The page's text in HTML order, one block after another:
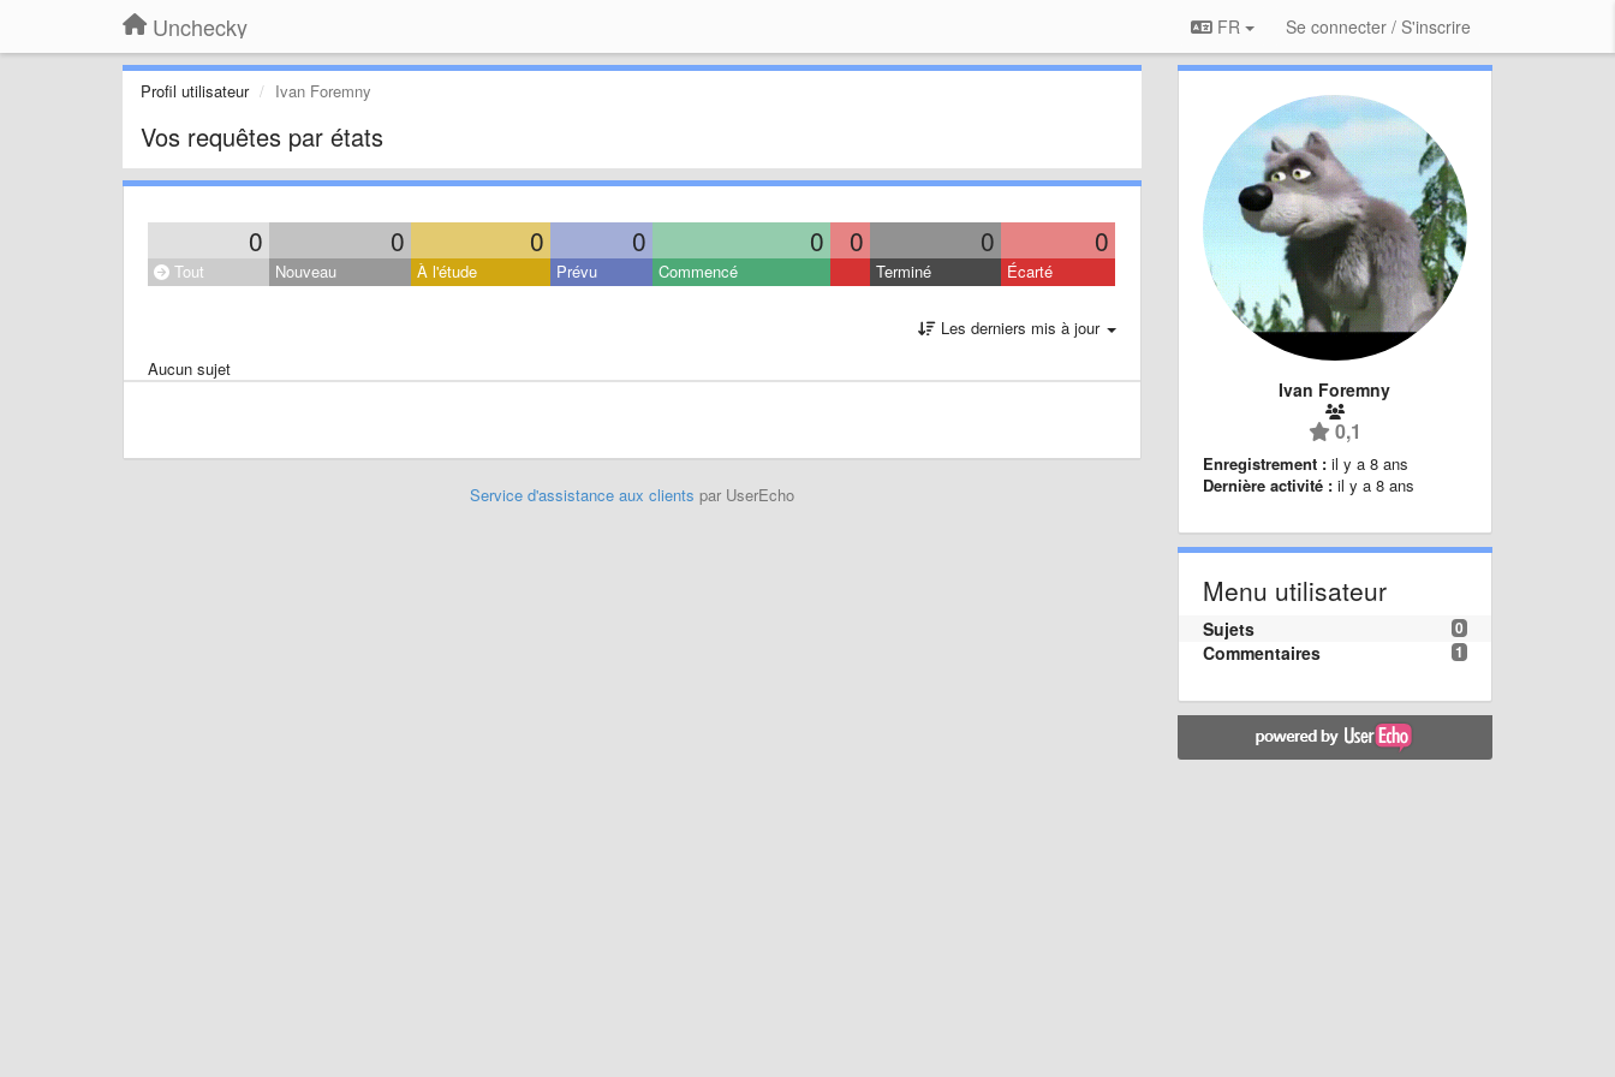
Unchecky FR Se connecter / S'inscrire
Profil utilisateur Ivan Foremny
Vos requêtes par états
0 0 0 0 0 0 0 0
Tout Nouveau À l'étude Prévu Commencé Terminé Écarté
Les derniers mis à jour
Aucun sujet
Service d'assistance aux clients par UserEcho
Ivan Foremny
0,1
Enregistrement : il y a 8 ans
Dernière activité : il y a 8 ans
Menu utilisateur
0
Sujets
1
Commentaires